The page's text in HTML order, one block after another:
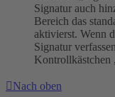
Signatur auch
Bereich das
aktivierst. Wenn
Signatur
Kontrollkästchen
Nach oben